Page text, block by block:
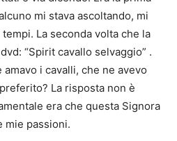
mi stava ascoltando, mi
La seconda volta che la
“Spirit cavallo selvaggio” .
i cavalli, che ne avevo
La risposta non è
era che questa Signora
mie passioni.